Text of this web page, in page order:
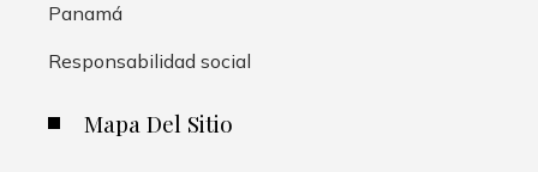
Panamá
Responsabilidad social
Mapa Del Sitio